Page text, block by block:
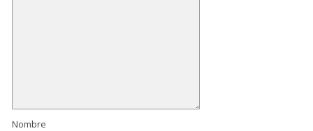
Nombre